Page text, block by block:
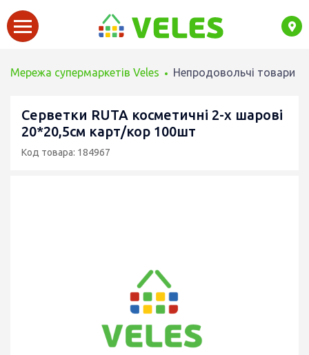
Мережа супермаркетів Veles Непродовольчі товари
Серветки RUTA косметичні 2-х шарові
20*20,5cм карт/кор 100шт
Код товара: 184967